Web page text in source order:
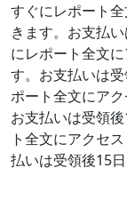
すぐにレポート
きます。お支払
にレポート全文
す。お支払いは受
ポート全文にア
お支払いは受領後
ト全文にアクセ
払いは受領後15